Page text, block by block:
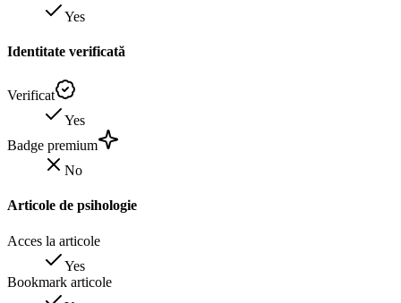
Yes
Identitate verificată
Verificat
Yes
Badge premium
No
Articole de psihologie
Acces la articole
Yes
Bookmark articole